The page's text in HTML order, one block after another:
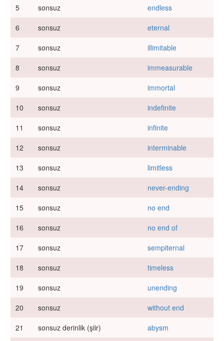
5
sonsuz
endless
6
sonsuz
eternal
7
sonsuz
illimitable
8
sonsuz
immeasurable
9
sonsuz
immortal
10
sonsuz
indefinite
11
sonsuz
infinite
12
sonsuz
interminable
13
sonsuz
limitless
14
sonsuz
never-ending
15
sonsuz
no end
16
sonsuz
no end of
17
sonsuz
sempiternal
18
sonsuz
timeless
19
sonsuz
unending
20
sonsuz
without end
21
sonsuz derinlik (şiir) abysm